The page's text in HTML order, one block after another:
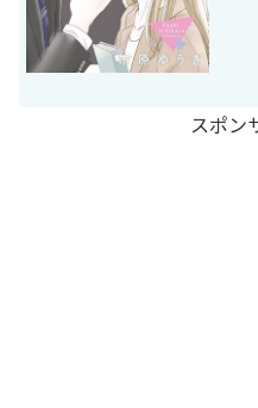
スポン